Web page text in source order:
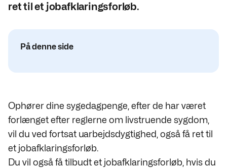
ret til et jobafklaringsforløb.
På denne side
Ophører dine sygedagpenge, efter de har været
forlænget efter reglerne om livstruende sygdom,
vil du ved fortsat uarbejdsdygtighed, også få ret til
et jobafklaringsforløb.
Du vil også få tilbudt et jobafklaringsforløb, hvis du